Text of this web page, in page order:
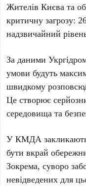
ЖителівКиєва та
критичну загрозу:
надзвичайний
За даними
умови будуть
швидкому
Це створює
середовища та
УКМДА
бути вкрай
Зокрема, суворо
невідведених для